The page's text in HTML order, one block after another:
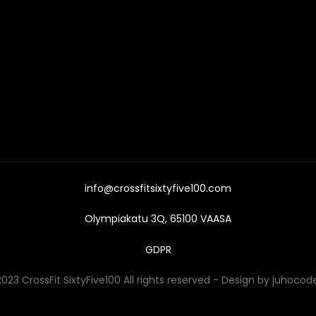
info@crossfitsixtyfive100.com
Olympiakatu 3Q, 65100 VAASA
GDPR
CrossFit SixtyFive100 All rights reserved - Design by